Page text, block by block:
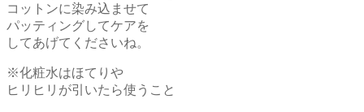
コットンに染み込ませて
パッティングしてケアを
してあげてくださいね。
※化粧水はほてりや
ヒリヒリが引いたら使うこと